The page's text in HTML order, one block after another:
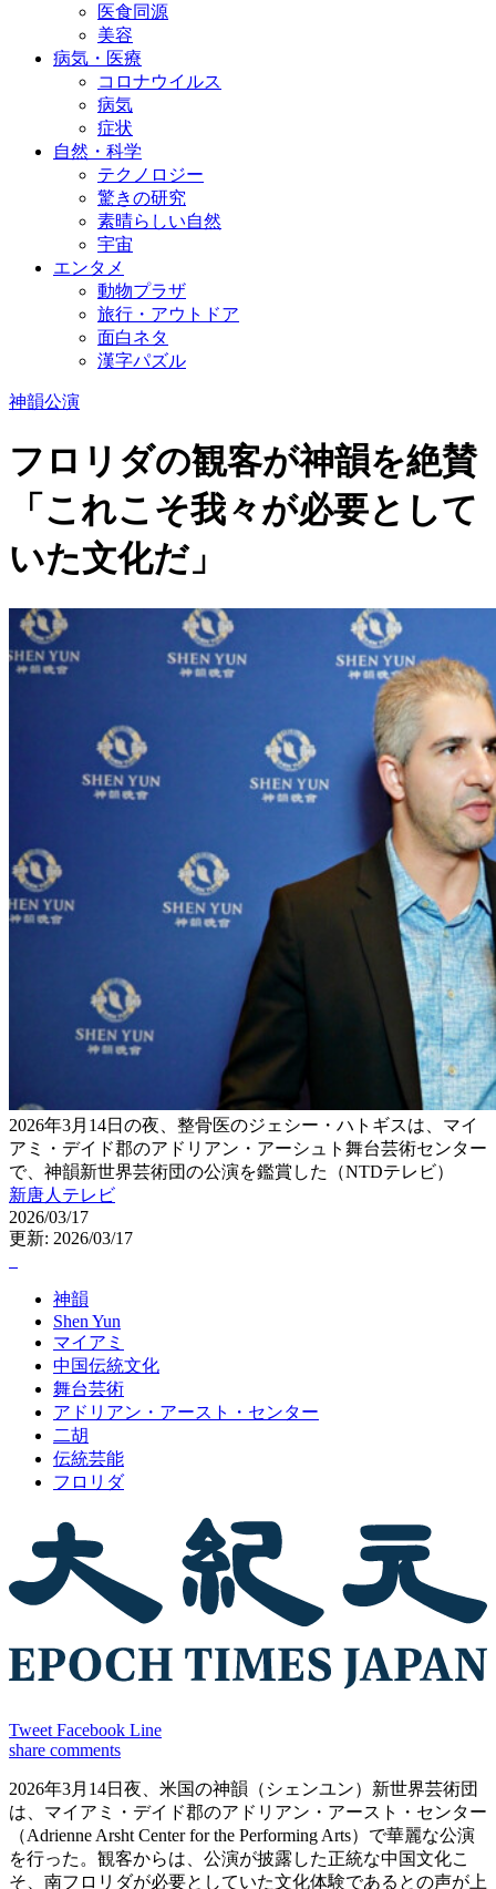
医食同源
美容
病気・医療
コロナウイルス
病気
症状
自然・科学
テクノロジー
驚きの研究
素晴らしい自然
宇宙
エンタメ
動物プラザ
旅行・アウトドア
面白ネタ
漢字パズル
神韻公演
フロリダの観客が神韻を絶賛
「これこそ我々が必要として
いた文化だ」
2026年3月14日の夜、整骨医のジェシー・ハトギスは、マイ
アミ・デイド郡のアドリアン・アーシュト舞台芸術センター
で、神韻新世界芸術団の公演を鑑賞した（NTDテレビ）
新唐人テレビ
2026/03/17
更新: 2026/03/17
神韻
Shen Yun
マイアミ
中国伝統文化
舞台芸術
アドリアン・アースト・センター
二胡
伝統芸能
フロリダ
Tweet Facebook Line
share comments
2026年3月14日夜、米国の神韻（シェンユン）新世界芸術団
は、マイアミ・デイド郡のアドリアン・アースト・センター
（Adrienne Arsht Center for the Performing Arts）で華麗な公演
を行った。観客からは、公演が披露した正統な中国文化こ
そ、南フロリダが必要としていた文化体験であるとの声が上